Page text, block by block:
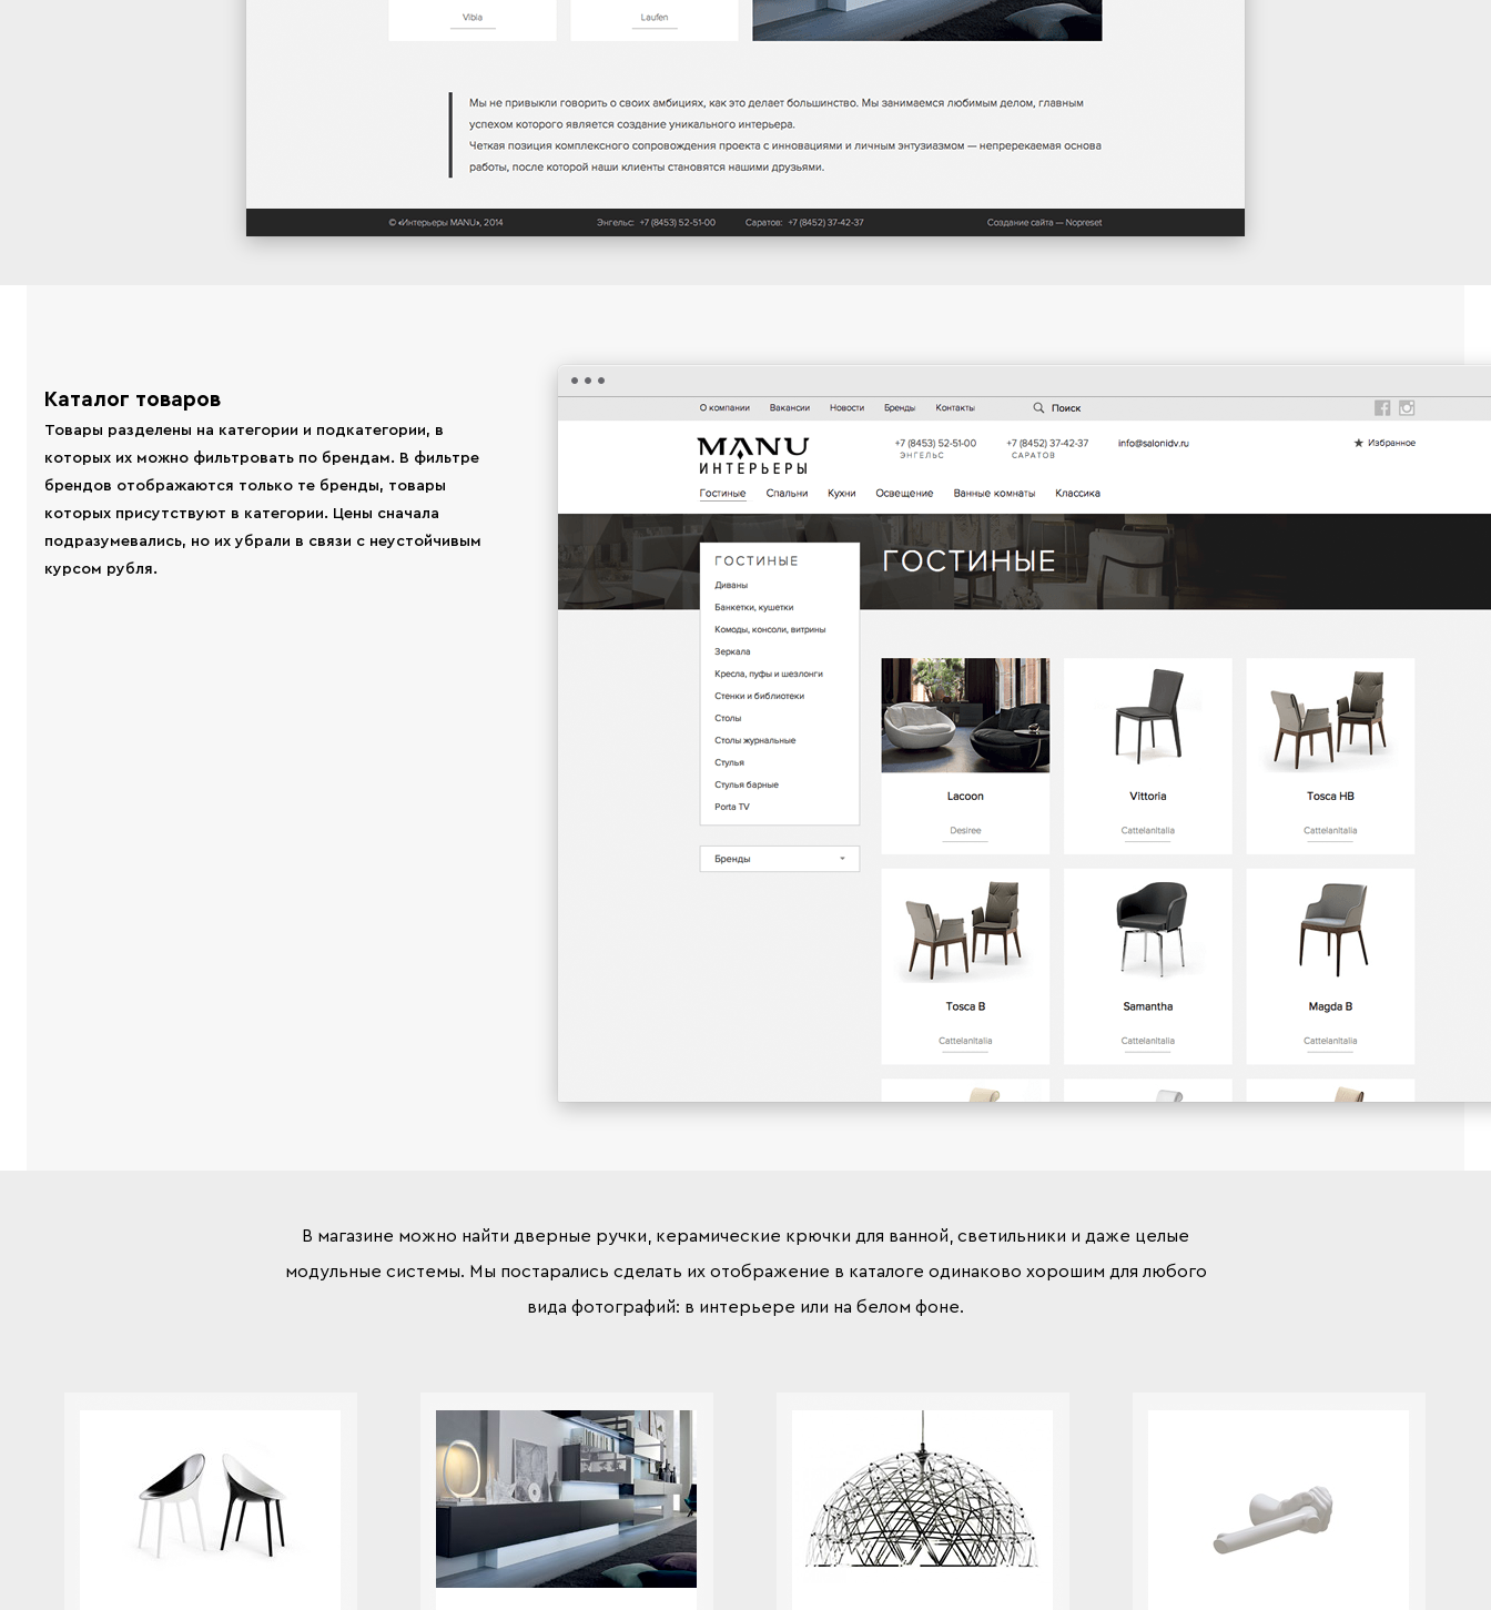
Каталог товаров
Товары разделены на категории и подкатегории, в
которых их можно фильтровать по брендам. В фильтре
брендов отображаются только те бренды, товары
которых присутствуют в категории. Цены сначала
подразумевались, но их убрали в связи с неустойчивым
курсом рубля.
В магазине можно найти дверные ручки, керамические крючки для ванной, светильники и даже целые
модульные системы. Мы постарались сделать их отображение в каталоге одинаково хорошим для любого
вида фотографий: в интерьере или на белом фоне.